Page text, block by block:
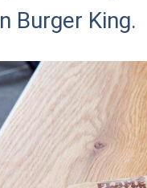
Burger King.